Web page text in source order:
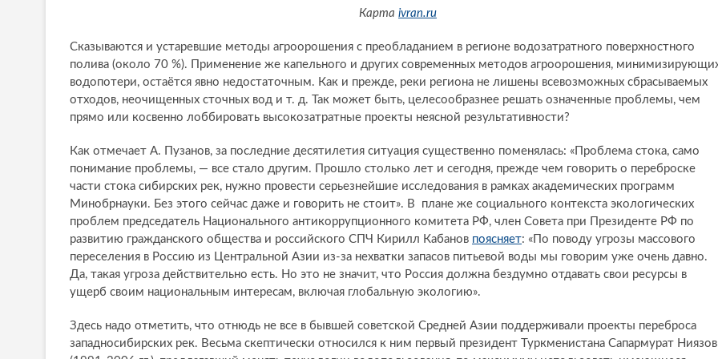
Карта ivran.ru
Сказываются и устаревшие методы агроорошения с преобладанием в регионе водозатратного поверхностного
полива (около 70 %). Применение же капельного и других современных методов агроорошения,
водопотери, остаётся явно недостаточным. Как и прежде, реки региона не лишены всевозможных сбрасываемых
отходов, неочищенных сточных вод и т. д. Так может быть, целесообразнее решать означенные проблемы, чем
прямо или косвенно лоббировать высокозатратные проекты неясной результативности?
Как отмечает А. Пузанов, за последние десятилетия ситуация существенно поменялась: «Проблема стока, само
понимание проблемы, — все стало другим. Прошло столько лет и сегодня, прежде чем говорить о переброске
части стока сибирских рек, нужно провести серьезнейшие исследования в рамках академических программ
Минобрнауки. Без этого сейчас даже и говорить не стоит». В плане же социального контекста экологических
проблем председатель Национального антикоррупционного комитета РФ, член Совета при Президенте РФ по
развитию гражданского общества и российского СПЧ Кирилл Кабанов поясняет: «По поводу угрозы массового
переселения в Россию из Центральной Азии из-за нехватки запасов питьевой воды мы говорим уже очень давно.
Да, такая угроза действительно есть. Но это не значит, что Россия должна бездумно отдавать свои ресурсы в
ущерб своим национальным интересам, включая глобальную экологию».
Здесь надо отметить, что отнюдь не все в бывшей советской Средней Азии поддерживали проекты переброса
западносибирских рек. Весьма скептически относился к ним первый президент Туркменистана Сапармурат Ниязов